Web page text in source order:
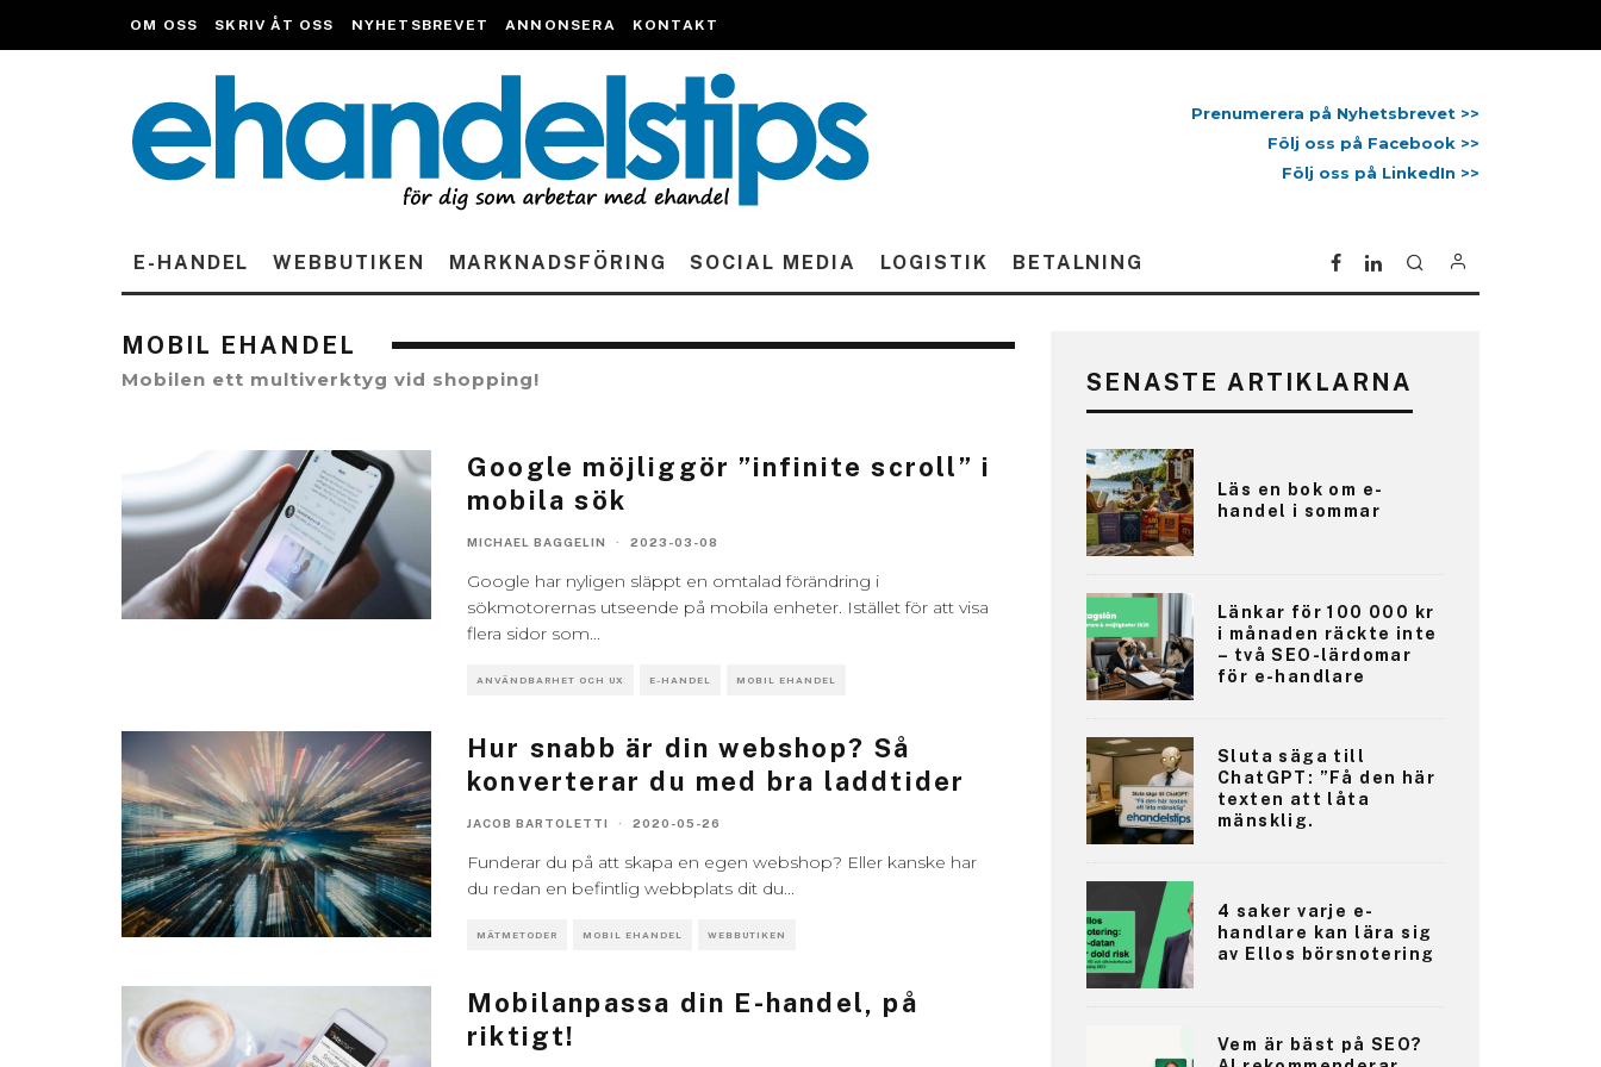
OM OSS SKRIV ÅT OSS NYHETSBREVET ANNONSERA KONTAKT
Prenumerera på Nyhetsbrevet >>
Följ oss på Facebook >>
Följ oss på LinkedIn >>
E-HANDEL WEBBUTIKEN MARKNADSFÖRING SOCIAL MEDIA LOGISTIK BETALNING
MOBIL EHANDEL
Mobilen ett multiverktyg vid shopping!
Google möjliggör ”infinite scroll” i
mobila sök
MICHAEL BAGGELIN · 2023-03-08
Google har nyligen släppt en omtalad förändring i
sökmotorernas utseende på mobila enheter. Istället för att visa
flera sidor som...
ANVÄNDBARHET OCH UX E-HANDEL MOBIL EHANDEL
Hur snabb är din webshop? Så
konverterar du med bra laddtider
JACOB BARTOLETTI · 2020-05-26
Funderar du på att skapa en egen webshop? Eller kanske har
du redan en befintlig webbplats dit du...
MÄTMETODER MOBIL EHANDEL WEBBUTIKEN
Mobilanpassa din E-handel, på
riktigt!
SENASTE ARTIKLARNA
Läs en bok om e-
handel i sommar
Länkar för 100 000 kr
i månaden räckte inte
– två SEO-lärdomar
för e-handlare
Sluta säga till
ChatGPT: ”Få den här
texten att låta
mänsklig.
4 saker varje e-
handlare kan lära sig
av Ellos börsnotering
Vem är bäst på SEO?